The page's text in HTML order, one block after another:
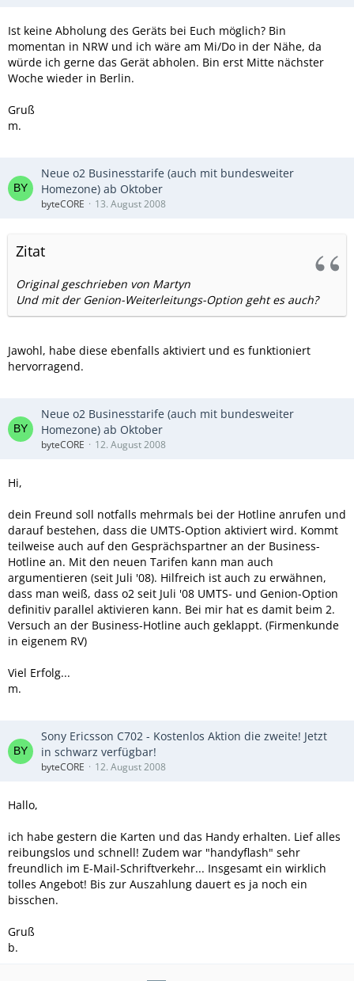
Ist keine Abholung des Geräts bei Euch möglich? Bin
momentan in NRW und ich wäre am Mi/Do in der Nähe, da
würde ich gerne das Gerät abholen. Bin erst Mitte nächster
Woche wieder in Berlin.
Gruß
m.
Neue o2 Businesstarife (auch mit bundesweiter
Homezone) ab Oktober
byteCORE 13. August 2008
Zitat
Original geschrieben von Martyn
Und mit der Genion-Weiterleitungs-Option geht es auch?
Jawohl, habe diese ebenfalls aktiviert und es funktioniert
hervorragend.
Neue o2 Businesstarife (auch mit bundesweiter
Homezone) ab Oktober
byteCORE 12. August 2008
Hi,
dein Freund soll notfalls mehrmals bei der Hotline anrufen und
darauf bestehen, dass die UMTS-Option aktiviert wird. Kommt
teilweise auch auf den Gesprächspartner an der Business-
Hotline an. Mit den neuen Tarifen kann man auch
argumentieren (seit Juli '08). Hilfreich ist auch zu erwähnen,
dass man weiß, dass o2 seit Juli '08 UMTS- und Genion-Option
definitiv parallel aktivieren kann. Bei mir hat es damit beim 2.
Versuch an der Business-Hotline auch geklappt. (Firmenkunde
in eigenem RV)
Viel Erfolg...
m.
Sony Ericsson C702 - Kostenlos Aktion die zweite! Jetzt
in schwarz verfügbar!
byteCORE 12. August 2008
Hallo,
ich habe gestern die Karten und das Handy erhalten. Lief alles
reibungslos und schnell! Zudem war "handyflash" sehr
freundlich im E-Mail-Schriftverkehr... Insgesamt ein wirklich
tolles Angebot! Bis zur Auszahlung dauert es ja noch ein
bisschen.
Gruß
b.